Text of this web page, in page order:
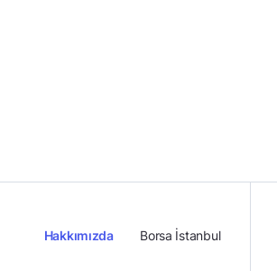
Hakkımızda Borsa İstanbul